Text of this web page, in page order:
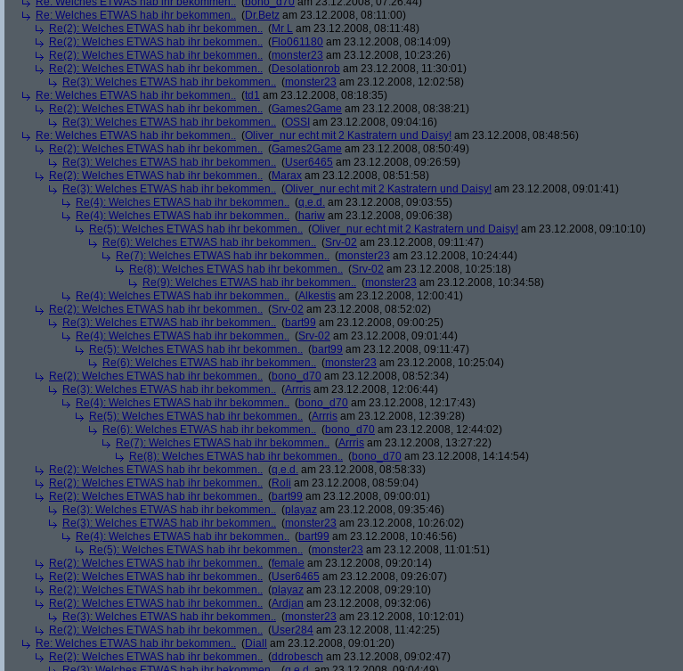
Re: Welches ETWAS hab ihr bekommen.. (Dr.Betz am 23.12.2008, 08:11:00)
Re(2): Welches ETWAS hab ihr bekommen.. (Mr L am 23.12.2008, 08:11:48)
Re(2): Welches ETWAS hab ihr bekommen.. (Flo061180 am 23.12.2008, 08:14:09)
Re(2): Welches ETWAS hab ihr bekommen.. (monster23 am 23.12.2008, 10:23:26)
Re(2): Welches ETWAS hab ihr bekommen.. (Desolationrob am 23.12.2008, 11:30:01)
Re(3): Welches ETWAS hab ihr bekommen.. (monster23 am 23.12.2008, 12:02:58)
Re: Welches ETWAS hab ihr bekommen.. (td1 am 23.12.2008, 08:18:35)
Re(2): Welches ETWAS hab ihr bekommen.. (Games2Game am 23.12.2008, 08:38:21)
Re(3): Welches ETWAS hab ihr bekommen.. (OSSI am 23.12.2008, 09:04:16)
Re: Welches ETWAS hab ihr bekommen.. (Oliver_nur echt mit 2 Kastratern und Daisy! am 23.12.2008, 08:48:56)
Re(2): Welches ETWAS hab ihr bekommen.. (Games2Game am 23.12.2008, 08:50:49)
Re(3): Welches ETWAS hab ihr bekommen.. (User6465 am 23.12.2008, 09:26:59)
Re(2): Welches ETWAS hab ihr bekommen.. (Marax am 23.12.2008, 08:51:58)
Re(3): Welches ETWAS hab ihr bekommen.. (Oliver_nur echt mit 2 Kastratern und Daisy! am 23.12.2008, 09:01:41)
Re(4): Welches ETWAS hab ihr bekommen.. (q.e.d. am 23.12.2008, 09:03:55)
Re(4): Welches ETWAS hab ihr bekommen.. (hariw am 23.12.2008, 09:06:38)
Re(5): Welches ETWAS hab ihr bekommen.. (Oliver_nur echt mit 2 Kastratern und Daisy! am 23.12.2008, 09:10:10)
Re(6): Welches ETWAS hab ihr bekommen.. (Srv-02 am 23.12.2008, 09:11:47)
Re(7): Welches ETWAS hab ihr bekommen.. (monster23 am 23.12.2008, 10:24:44)
Re(8): Welches ETWAS hab ihr bekommen.. (Srv-02 am 23.12.2008, 10:25:18)
Re(9): Welches ETWAS hab ihr bekommen.. (monster23 am 23.12.2008, 10:34:58)
Re(4): Welches ETWAS hab ihr bekommen.. (Alkestis am 23.12.2008, 12:00:41)
Re(2): Welches ETWAS hab ihr bekommen.. (Srv-02 am 23.12.2008, 08:52:02)
Re(3): Welches ETWAS hab ihr bekommen.. (bart99 am 23.12.2008, 09:00:25)
Re(4): Welches ETWAS hab ihr bekommen.. (Srv-02 am 23.12.2008, 09:01:44)
Re(5): Welches ETWAS hab ihr bekommen.. (bart99 am 23.12.2008, 09:11:47)
Re(6): Welches ETWAS hab ihr bekommen.. (monster23 am 23.12.2008, 10:25:04)
Re(2): Welches ETWAS hab ihr bekommen.. (bono_d70 am 23.12.2008, 08:52:34)
Re(3): Welches ETWAS hab ihr bekommen.. (Arrris am 23.12.2008, 12:06:44)
Re(4): Welches ETWAS hab ihr bekommen.. (bono_d70 am 23.12.2008, 12:17:43)
Re(5): Welches ETWAS hab ihr bekommen.. (Arrris am 23.12.2008, 12:39:28)
Re(6): Welches ETWAS hab ihr bekommen.. (bono_d70 am 23.12.2008, 12:44:02)
Re(7): Welches ETWAS hab ihr bekommen.. (Arrris am 23.12.2008, 13:27:22)
Re(8): Welches ETWAS hab ihr bekommen.. (bono_d70 am 23.12.2008, 14:14:54)
Re(2): Welches ETWAS hab ihr bekommen.. (q.e.d. am 23.12.2008, 08:58:33)
Re(2): Welches ETWAS hab ihr bekommen.. (Roli am 23.12.2008, 08:59:04)
Re(2): Welches ETWAS hab ihr bekommen.. (bart99 am 23.12.2008, 09:00:01)
Re(3): Welches ETWAS hab ihr bekommen.. (playaz am 23.12.2008, 09:35:46)
Re(3): Welches ETWAS hab ihr bekommen.. (monster23 am 23.12.2008, 10:26:02)
Re(4): Welches ETWAS hab ihr bekommen.. (bart99 am 23.12.2008, 10:46:56)
Re(5): Welches ETWAS hab ihr bekommen.. (monster23 am 23.12.2008, 11:01:51)
Re(2): Welches ETWAS hab ihr bekommen.. (female am 23.12.2008, 09:20:14)
Re(2): Welches ETWAS hab ihr bekommen.. (User6465 am 23.12.2008, 09:26:07)
Re(2): Welches ETWAS hab ihr bekommen.. (playaz am 23.12.2008, 09:29:10)
Re(2): Welches ETWAS hab ihr bekommen.. (Ardjan am 23.12.2008, 09:32:06)
Re(3): Welches ETWAS hab ihr bekommen.. (monster23 am 23.12.2008, 10:12:01)
Re(2): Welches ETWAS hab ihr bekommen.. (User284 am 23.12.2008, 11:42:25)
Re: Welches ETWAS hab ihr bekommen.. (Diall
am 23.12.2008, 09:01:20)
Re(2): Welches ETWAS hab ihr bekommen.. (ddrobesch am 23.12.2008, 09:02:47)